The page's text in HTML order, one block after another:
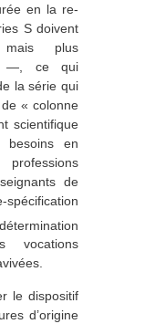
en la re-
S doivent
plus
—, ce qui
la série qui
« colonne
scientifique
besoins en
de
vocations
le dispositif
d’origine